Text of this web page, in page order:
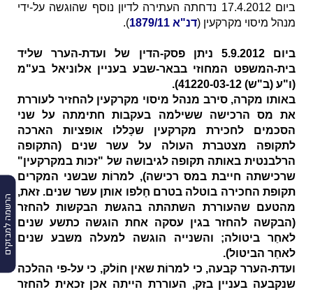
הרשמה למבזקים
ביום 17.4.2012 נדחתה העתירה לדיון נוסף שהוגשה על-ידי
מנהל מיסוי מקרקעין (דנ"א 1879/11 ).
ביום 5.9.2012 ניתן פסק-הדין של ועדת-הערר שליד
בית-המשפט המחוזי בבאר-שבע בעניין אלוניאל בע"מ
(ו"ע (ב"ש) 41220-03-12
).
באותו מקרה, סירב מנהל מיסוי מקרקעין להחזיר לעוררת
את מס הרכישה ששילמה בעקבות חתימתה על שני
הסכמים לחכירת מקרקעין שכָּללו אופציות הארכה
לתקופה מצטברת העולה על עשר שנים (התקופה
הרלבנטית באותה תקופה לגיבושה של "זכות במקרקעין"
שרכישתה חייבת במס רכישה), למרוֹת שבשני המקרים
תקופת החכירה בוטלה בטרם חָלפו אותן עשר שנים. זאת,
מהטעם שהעוררת השתהתה בהגשת הבקשות להחזר
(הבקשה להחזר בגין עסקה אחת הוגשה כתשע שנים
לאחַר ביטולה; והשנייה הוגשה למעלה משבע שנים
לאחַר הביטול).
ועדת-הערר קבעה, כי למרוֹת שאין חוֹלק, כי על-פי ההלכה
שנקבעה בעניין בזק, העוררת הייתה אכן זכאית להחזר